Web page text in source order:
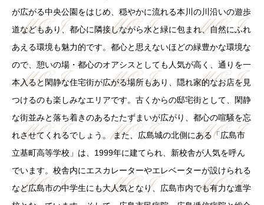
が広がる中央公園をはじめ、穏やかに流れる本川の川沿いの遊歩
道などもあり、都心に隣接しながら水と緑に包まれ、自然にふれ
あえる環境も魅力的です。都心と思えないほどの緑豊かな環境な
ので、憩いの場・都心のオアシスとしても人気が高く、通りを一
本入ると閑静な住宅街が広がる場所もあり、隠れ家的なお店を見
つけるのも楽しみなエリアです。古くからの邸宅街として、閑静
な街並みと落ち着きのあるたたずまいが広がり、都心の喧騒を忘
れさせてくれるでしょう。 また、広島城の北側にある「広島市
立基町高等学校」は、1999年に建てられ、新校舎が人気を呼ん
でいます。校舎内にエスカレーターやエレベーターが設けられる
など広島市の中学生にも大人気となり、広島市内でも有力な進学